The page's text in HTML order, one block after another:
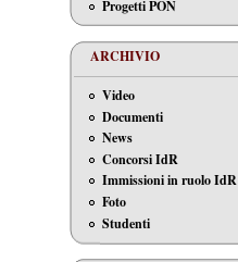
Progetti PON
ARCHIVIO
Video
Documenti
News
Concorsi IdR
Immissioni in ruolo IdR
Foto
Studenti